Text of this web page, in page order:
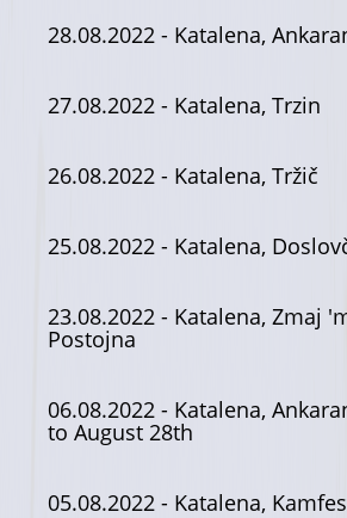
28.08.2022 - Katalena,
27.08.2022 - Katalena, Trzin
26.08.2022 - Katalena, Tržič
25.08.2022 - Katalena,
23.08.2022 - Katalena, Zmaj
Postojna
06.08.2022 - Katalena,
to August 28th
05.08.2022 - Katalena,